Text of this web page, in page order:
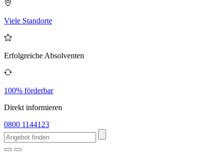
Viele Standorte
Erfolgreiche Absolventen
100% förderbar
Direkt informieren
0800 1144123